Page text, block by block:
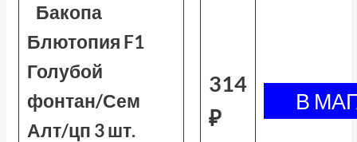
Бакопа
Блютопия F1
Голубой
фонтан/Сем
Алт/цп 3 шт.
314
₽